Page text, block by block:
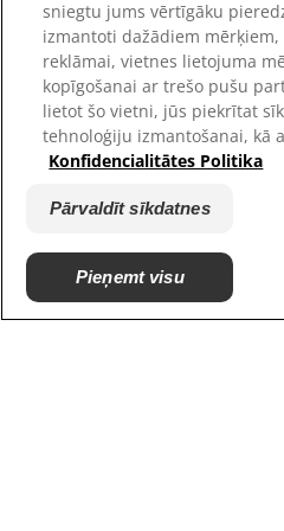
All rights reserved.
sniegtu jums vērtīgāku
izmantoti dažādiem
reklāmai, vietnes lietojuma
kopīgošanai ar trešo pušu
lietot šo vietni, jūs piekrītat
tehnoloģiju izmantošanai, kā
Konfidencialitātes Politika
Pārvaldīt sīkdatnes
Pieņemt visu